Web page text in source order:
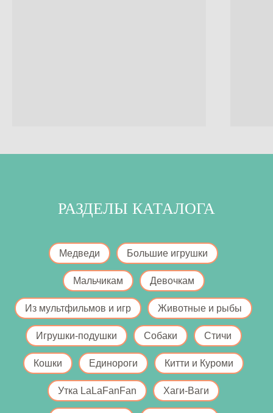
РАЗДЕЛЫ КАТАЛОГА
Медведи Большие игрушки
Мальчикам Девочкам
Из мультфильмов и игр Животные и рыбы
Игрушки-подушки Собаки Стичи
Кошки Единороги Китти и Куроми
Утка LaLaFanFan Хаги-Ваги